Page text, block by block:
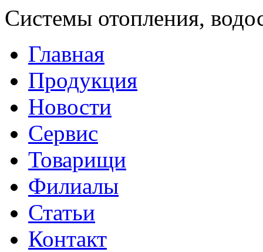
Системы отопления,
Главная
Продукция
Новости
Сервис
Товарищи
Филиалы
Статьи
Контакт